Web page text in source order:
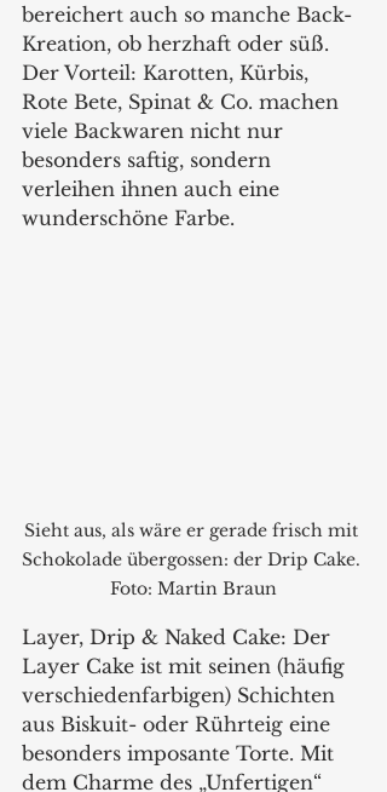
bereichert auch so manche Back-
Kreation, ob herzhaft oder süß.
Der Vorteil: Karotten, Kürbis,
Rote Bete, Spinat & Co. machen
viele Backwaren nicht nur
besonders saftig, sondern
verleihen ihnen auch eine
wunderschöne Farbe.
Sieht aus, als wäre er gerade frisch mit
Schokolade übergossen: der Drip Cake.
Foto: Martin Braun
Layer, Drip & Naked Cake: Der
Layer Cake ist mit seinen (häufig
verschiedenfarbigen) Schichten
aus Biskuit- oder Rührteig eine
besonders imposante Torte. Mit
dem Charme des „Unfertigen“